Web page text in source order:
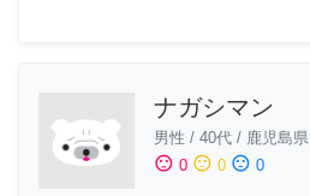
ナガシマン
男性 / 40代 / 鹿児島県
sentiment_satisfied 0 sentiment_neutral 0 sentiment_dissatisfied 0